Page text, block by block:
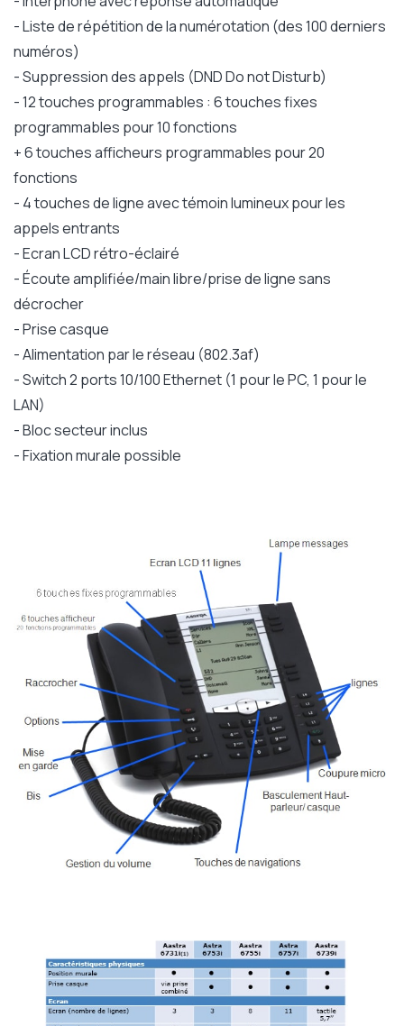
- Liste de répétition de la numérotation (des 100 derniers
numéros)
- Suppression des appels (DND Do not Disturb)
- 12 touches programmables : 6 touches fixes
programmables pour 10 fonctions
+ 6 touches afficheurs programmables pour 20
fonctions
- 4 touches de ligne avec témoin lumineux pour les
appels entrants
- Ecran LCD rétro-éclairé
- Écoute amplifiée/main libre/prise de ligne sans
décrocher
- Prise casque
- Alimentation par le réseau (802.3af)
- Switch 2 ports 10/100 Ethernet (1 pour le PC, 1 pour le
LAN)
- Bloc secteur inclus
- Fixation murale possible